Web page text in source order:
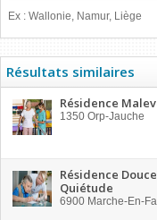
Ex : Wallonie, Namur, Liège
Résultats similaires
Résidence
1350 Orp-Jauche
Résidence Douce
Quiétude
6900 Marche-En-